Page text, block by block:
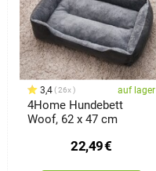
3,4 26x auf lager
4Home Hundebett
Woof, 62 x 47 cm
22,49€